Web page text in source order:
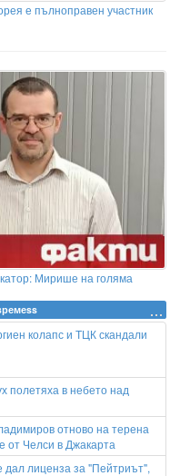
е пълноправен участник
Мирише на голяма
колапс и ТЦК скандали
полетяха в небето над
отново на терена
от Челси в Джакарта
лиценза за "Пейтриът",